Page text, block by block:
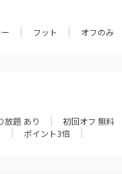
フット オフのみ
放題 あり 初回オフ 無料
ポイント3倍